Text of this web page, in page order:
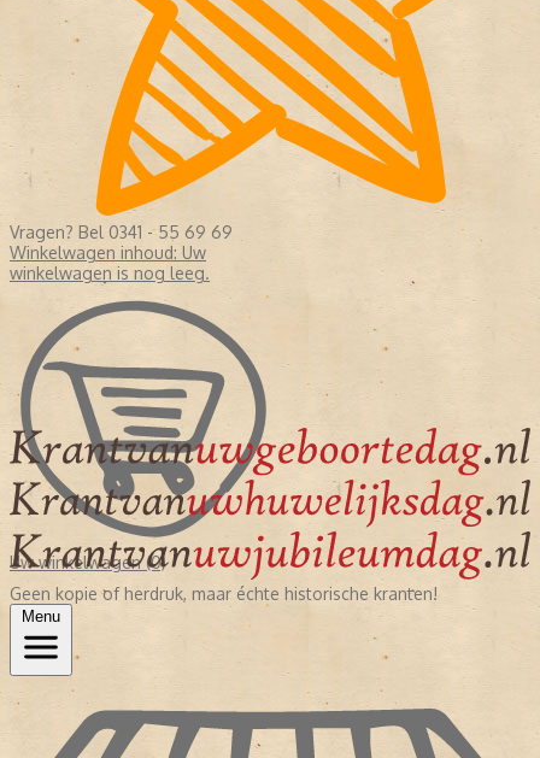
Vragen? Bel 0341 - 55 69 69
Winkelwagen inhoud: Uw
winkelwagen is nog leeg.
Uw winkelwagen (0)
Geen kopie of herdruk, maar échte historische kranten!
Menu